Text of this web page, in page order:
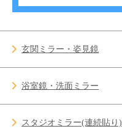
玄関ミラー・姿見鏡
浴室鏡・洗面ミラー
スタジオミラー(連続貼り)